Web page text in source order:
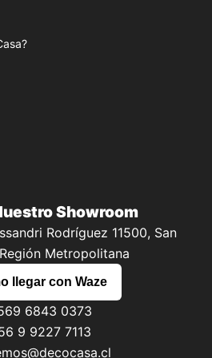
Showroom
Rodríguez 11500, San
Metropolitana
llegar con Waze
6843 0373
9 9227 7113